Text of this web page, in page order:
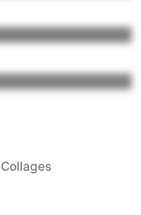
Collages